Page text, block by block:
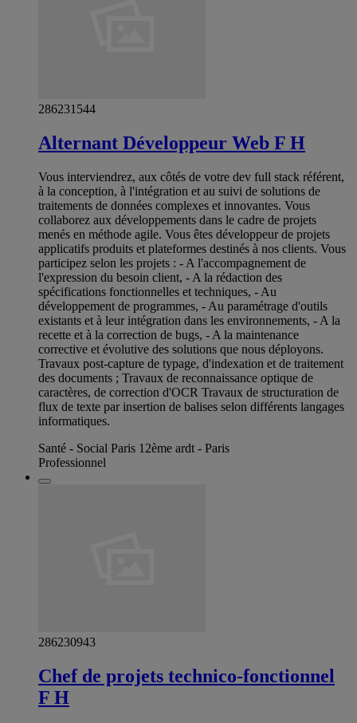
286231544
Alternant Développeur Web F H
Vous interviendrez, aux côtés de votre dev full stack référent,
à la conception, à l'intégration et au suivi de solutions de
traitements de données complexes et innovantes. Vous
collaborez aux développements dans le cadre de projets
menés en méthode agile. Vous êtes développeur de projets
applicatifs produits et plateformes destinés à nos clients. Vous
participez selon les projets : - A l'accompagnement de
l'expression du besoin client, - A la rédaction des
spécifications fonctionnelles et techniques, - Au
développement de programmes, - Au paramétrage d'outils
existants et à leur intégration dans les environnements, - A la
recette et à la correction de bugs, - A la maintenance
corrective et évolutive des solutions que nous déployons.
Travaux post-capture de typage, d'indexation et de traitement
des documents ; Travaux de reconnaissance optique de
caractères, de correction d'OCR Travaux de structuration de
flux de texte par insertion de balises selon différents langages
informatiques.
Santé - Social Paris 12ème ardt - Paris
Professionnel
286230943
Chef de projets technico-fonctionnel
F H